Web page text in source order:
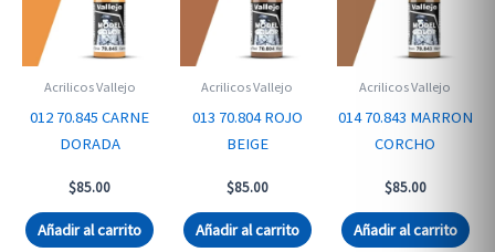
Acrilicos Vallejo
012 70.845 CARNE
DORADA
$85.00
Añadir al carrito
Acrilicos Vallejo
013 70.804 ROJO
BEIGE
$85.00
Añadir al carrito
Acrilicos Vallejo
014 70.843 MARRON
CORCHO
$85.00
Añadir al carrito